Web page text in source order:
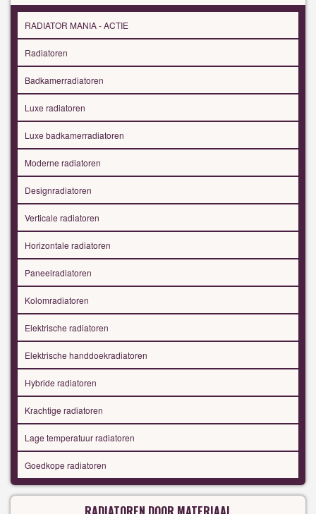
RADIATOR MANIA - ACTIE
Radiatoren
Badkamerradiatoren
Luxe radiatoren
Luxe badkamerradiatoren
Moderne radiatoren
Designradiatoren
Verticale radiatoren
Horizontale radiatoren
Paneelradiatoren
Kolomradiatoren
Elektrische radiatoren
Elektrische handdoekradiatoren
Hybride radiatoren
Krachtige radiatoren
Lage temperatuur radiatoren
Goedkope radiatoren